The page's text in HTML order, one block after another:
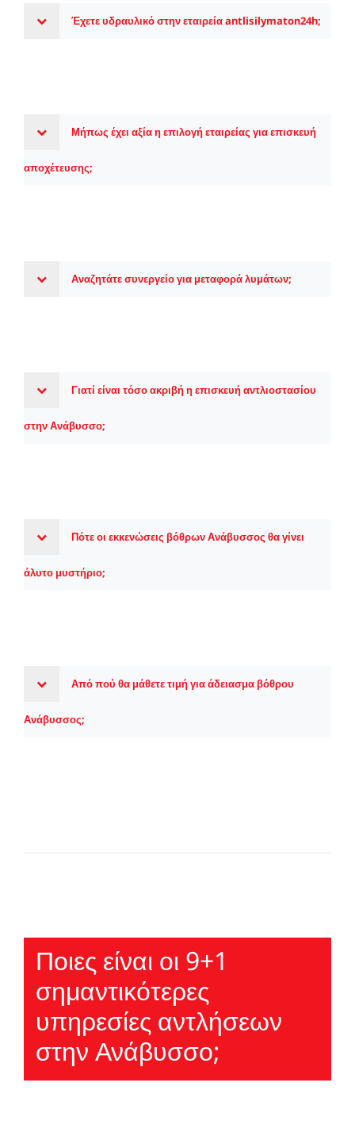
Έχετε υδραυλικό στην εταιρεία antlisilymaton24h;
Μήπως έχει αξία η επιλογή εταιρείας για επισκευή
αποχέτευσης;
Αναζητάτε συνεργείο για μεταφορά λυμάτων;
Γιατί είναι τόσο ακριβή η επισκευή αντλιοστασίου
στην Ανάβυσσο;
Πότε οι εκκενώσεις βόθρων Ανάβυσσος θα γίνει
άλυτο μυστήριο;
Από πού θα μάθετε τιμή για άδειασμα βόθρου
Ανάβυσσος;
Ποιες είναι οι 9+1
σημαντικότερες
υπηρεσίες αντλήσεων
στην Ανάβυσσο;